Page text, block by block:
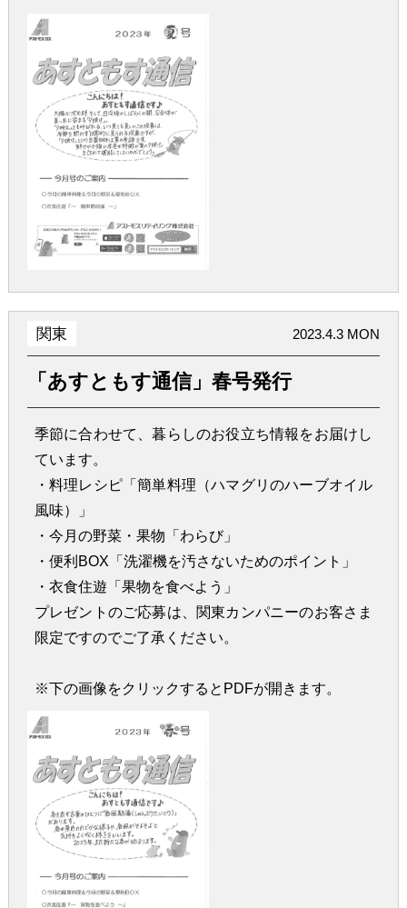
関東 2023.4.3 MON
「あすともす通信」春号発行
季節に合わせて、暮らしのお役立ち情報をお届けし
ています。
・料理レシピ「簡単料理（ハマグリのハーブオイル
風味）」
・今月の野菜・果物「わらび」
・便利BOX「洗濯機を汚さないためのポイント」
・衣食住遊「果物を食べよう」
プレゼントのご応募は、関東カンパニーのお客さま
限定ですのでご了承ください。
※下の画像をクリックするとPDFが開きます。